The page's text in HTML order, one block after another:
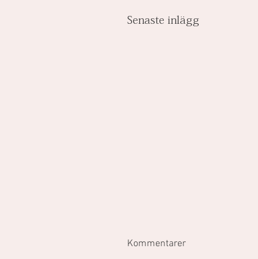
Senaste inlägg
Kommentarer